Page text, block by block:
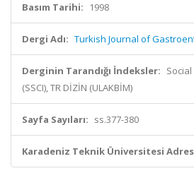
Basım Tarihi: 1998
Dergi Adı: Turkish Journal of
Derginin Tarandığı İndeksler:
(SSCI), TR DİZİN (ULAKBİM)
Sayfa Sayıları: ss.377-380
Karadeniz Teknik Üniversitesi